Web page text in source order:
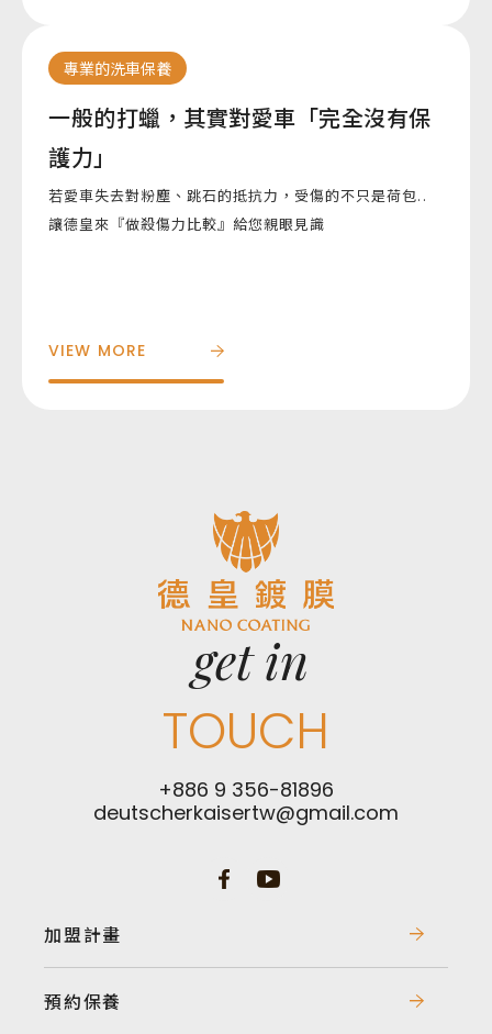
專業的洗車保養
一般的打蠟，其實對愛車「完全沒有保
護力」
若愛車失去對粉塵、跳石的抵抗力，受傷的不只是荷包..
讓德皇來『做殺傷力比較』給您親眼見識
VIEW MORE
get in
TOUCH
+886 9 356-81896
deutscherkaisertw@gmail.com
加盟計畫
預約保養